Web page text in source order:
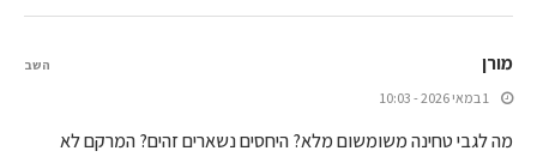
מורן
1 במאי 2026 - 10:03
מה לגבי טחינה משומשום מלא? היחסים נשארים זהים? המרקם לא
השב